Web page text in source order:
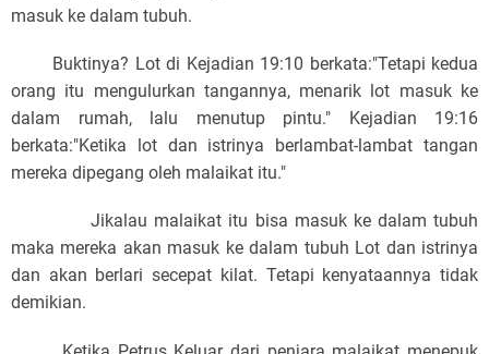
masuk ke dalam tubuh.
Buktinya? Lot di Kejadian 19:10 berkata:"Tetapi kedua
orang itu mengulurkan tangannya, menarik lot masuk ke
dalam rumah, lalu menutup pintu." Kejadian 19:16
berkata:"Ketika lot dan istrinya berlambat-lambat tangan
mereka dipegang oleh malaikat itu."
Jikalau malaikat itu bisa masuk ke dalam tubuh
maka mereka akan masuk ke dalam tubuh Lot dan istrinya
dan akan berlari secepat kilat. Tetapi kenyataannya tidak
demikian.